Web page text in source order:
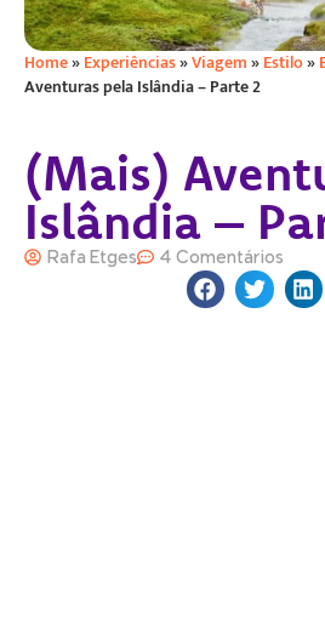
Home»Experiências»Viagem»Estilo»
Aventuras pela Islândia – Parte 2
(Mais)
Islândia –
Rafa Etges 4 Comentários